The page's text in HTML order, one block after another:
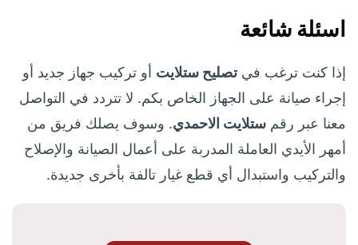
اسئلة شائعة
إذا كنت ترغب فيتصليح ستلايت أو تركيب جهاز جديد أو
إجراء صيانة على الجهاز الخاص بكم. لا تتردد في التواصل
معنا عبر رقم ستلايت الاحمدي. وسوف يصلك فريق من
أمهر الأيدي العاملة المدربة على أعمال الصيانة والإصلاح
والتركيب واستبدال أي قطع غيار تالفة بأخرى جديدة.